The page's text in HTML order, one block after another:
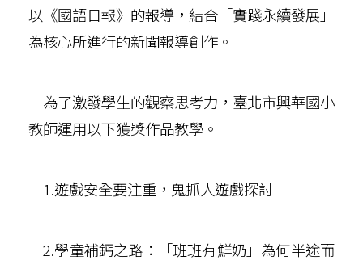
以《國語日報》的報導，結合「實踐永續發展」
為核心所進行的新聞報導創作。
為了激發學生的觀察思考力，臺北市興華國小
教師運用以下獲獎作品教學。
1.遊戲安全要注重，鬼抓人遊戲探討
2.學童補鈣之路：「班班有鮮奶」為何半途而